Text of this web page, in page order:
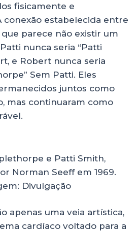
fisicamente e
conexão estabelecida entre
parece não existir um
nunca seria “Patti
e Robert nunca seria
Sem Patti. Eles
juntos como
mas continuaram como
e Patti Smith,
Norman Seeff em 1969.
Divulgação
apenas uma veia artística,
cardíaco voltado para a